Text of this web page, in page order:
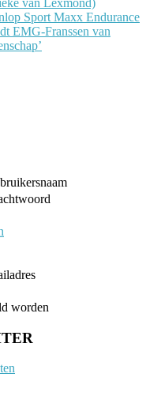
Sport Maxx Endurance
EMG-Franssen van
worden